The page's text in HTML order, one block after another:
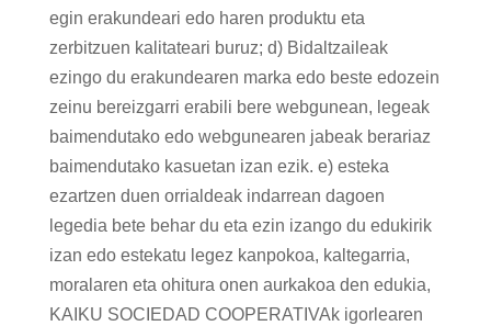
egin erakundeari edo haren produktu eta
zerbitzuen kalitateari buruz; d) Bidaltzaileak
ezingo du erakundearen marka edo beste edozein
zeinu bereizgarri erabili bere webgunean, legeak
baimendutako edo webgunearen jabeak berariaz
baimendutako kasuetan izan ezik. e) esteka
ezartzen duen orrialdeak indarrean dagoen
legedia bete behar du eta ezin izango du edukirik
izan edo estekatu legez kanpokoa, kaltegarria,
moralaren eta ohitura onen aurkakoa den edukia,
KAIKU SOCIEDAD COOPERATIVAk igorlearen